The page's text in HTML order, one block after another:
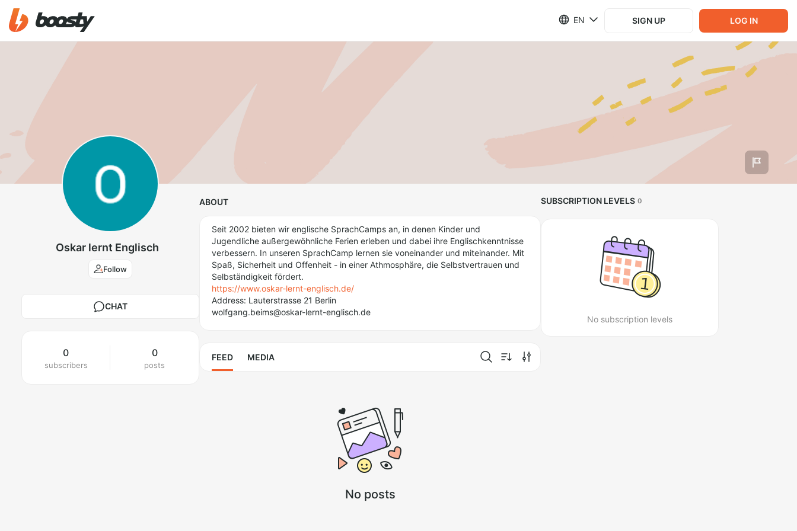
EN SIGN UP LOG IN
Oskar lernt Englisch
Follow
CHAT
0
subscribers
0
posts
ABOUT
Seit 2002 bieten wir englische SprachCamps an, in denen Kinder und
Jugendliche außergewöhnliche Ferien erleben und dabei ihre Englischkenntnisse
verbessern. In unseren SprachCamp lernen sie voneinander und miteinander. Mit
Spaß, Sicherheit und Offenheit - in einer Athmosphäre, die Selbstvertrauen und
Selbständigkeit fördert.
https://www.oskar-lernt-englisch.de/
Address: Lauterstrasse 21 Berlin
wolfgang.beims@oskar-lernt-englisch.de
FEED MEDIA
No posts
SUBSCRIPTION LEVELS 0
No subscription levels